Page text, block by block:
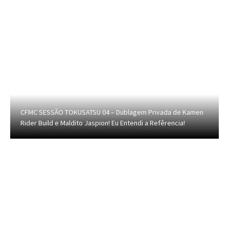
CFMC SESSÃO TOKUSATSU 04 – Dublagem Privada de Kamen
Rider Build e Maldito Jaspion! Eu Entendi a Refêrencia!